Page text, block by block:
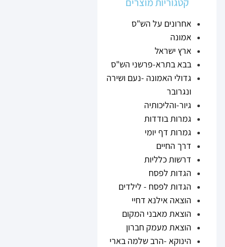
אחרונים על הש"ס
אמונה
ארץ ישראל
בבא בתרא-פרשני הש"ס
גדולי האמונה -נעם ושירה
ונגרובר
גיור-והליכותיה
גמרות בודדות
גמרות דף יומי
דרך החיים
דרשות כלליות
הגדות לפסח
הגדות לפסח - לילדים
הוצאה אילנא דחיי
הוצאת מאבני המקום
הוצאת מעמק חברון
הינוקא -הרב שלמה בארי